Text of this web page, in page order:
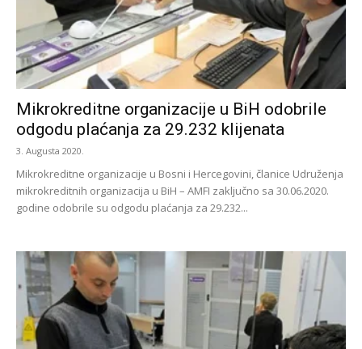
Mikrokreditne organizacije u BiH odobrile
odgodu plaćanja za 29.232 klijenata
3. Augusta 2020.
Mikrokreditne organizacije u Bosni i Hercegovini, članice Udruženja
mikrokreditnih organizacija u BiH – AMFI zaključno sa 30.06.2020.
godine odobrile su odgodu plaćanja za 29.232...